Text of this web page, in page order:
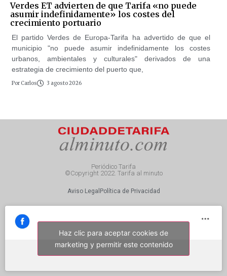
Verdes ET advierten de que Tarifa «no puede
asumir indefinidamente» los costes del
crecimiento portuario
El partido Verdes de Europa-Tarifa ha advertido de que el
municipio "no puede asumir indefinidamente los costes
urbanos, ambientales y culturales" derivados de una
estrategia de crecimiento del puerto que,
Por Carlos 3 agosto 2026
Periódico Tarifa
©Copyright 2022. Tarifa al minuto
Aviso Legal Política de Privacidad
Haz clic para aceptar cookies de
marketing y permitir este contenido